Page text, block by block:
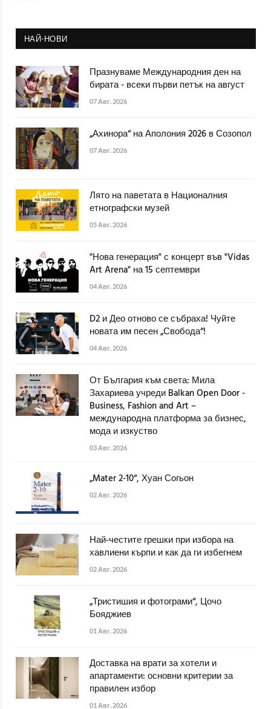
НАЙ-НОВИ
Празнуваме Международния ден на
бирата - всеки първи петък на август
07 Авг. 2026
„Ахинора“ на Аполония 2026 в Созопол
07 Авг. 2026
Лято на паветата в Националния
етнографски музей
05 Авг. 2026
"Нова генерация" с концерт във "Vidas
Art Arena" на 15 септември
04 Авг. 2026
D2 и Део отново се събраха! Чуйте
новата им песен „Свобода“!
04 Авг. 2026
От България към света: Мила
Захариева учреди Balkan Open Door -
Business, Fashion and Art –
международна платформа за бизнес,
мода и изкуство
03 Авг. 2026
„Mater 2-10“, Хуан Согьон
02 Авг. 2026
Най-честите грешки при избора на
хавлиени кърпи и как да ги избегнем
02 Авг. 2026
„Тристишия и фотограми“, Цочо
Бояджиев
01 Авг. 2026
Доставка на врати за хотели и
апартаменти: основни критерии за
правилен избор
01 Авг. 2026